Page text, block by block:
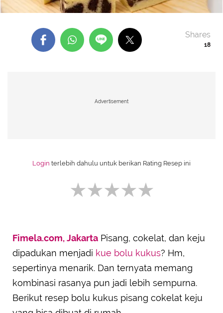
18
Shares
Advertisement
Login terlebih dahulu untuk berikan Rating Resep ini
SUBMIT REVIEW
Fimela.com, Jakarta Pisang, cokelat, dan keju
dipadukan menjadi kue bolu kukus? Hm,
sepertinya menarik. Dan ternyata memang
kombinasi rasanya pun jadi lebih sempurna.
Berikut resep bolu kukus pisang cokelat keju